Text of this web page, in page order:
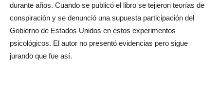
durante años. Cuando se publicó el libro se tejieron teorías de
conspiración y se denunció una supuesta participación del
Gobierno de Estados Unidos en estos experimentos
psicológicos. El autor no presentó evidencias pero sigue
jurando que fue así.